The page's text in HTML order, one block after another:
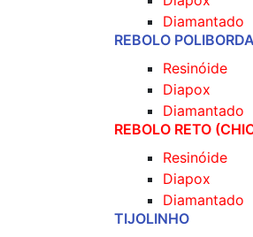
Diamantado
REBOLO POLIBORDA
Resinóide
Diapox
Diamantado
REBOLO RETO
Resinóide
Diapox
Diamantado
TIJOLINHO